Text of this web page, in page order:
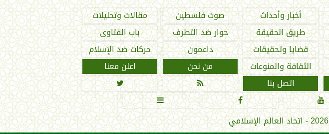
أخبار وأحداث صوت فلسطين
مقالات وتحليلات
طريق الحقيقة حوار ضد التطرف
باب الفتاوى
قضايا وتحقيقات داعمون
حركات ضد الإسلام
الثقافة والمنوعات من نحن
اعلن معنا
اتصل بنا 



